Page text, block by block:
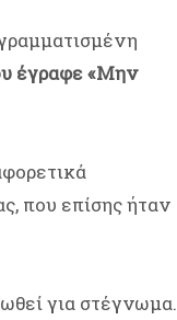
έγραφε «Μην
που επίσης ήταν
για στέγνωμα.